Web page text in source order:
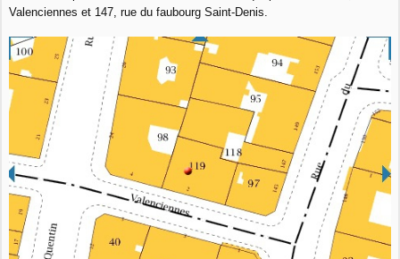
Valenciennes et 147, rue du faubourg Saint-Denis.